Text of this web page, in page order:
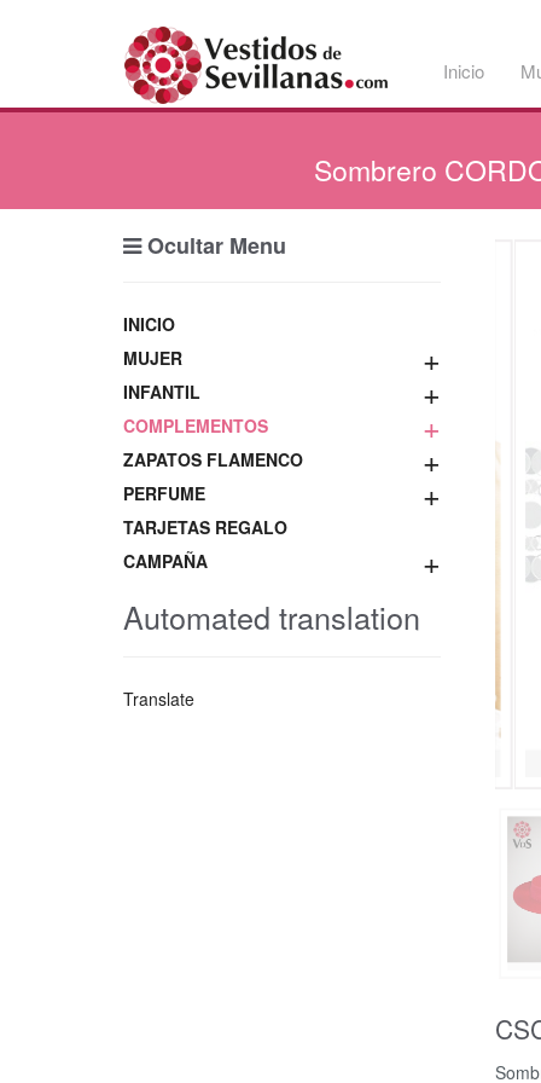
Inicio
Sombrero
Ocultar Menu
INICIO
+
MUJER
+
INFANTIL
+
COMPLEMENTOS
+
ZAPATOS FLAMENCO
+
PERFUME
TARJETAS REGALO
+
CAMPAÑA
Automated translation
Translate